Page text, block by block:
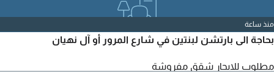
منذ ساعة
بحاجة الى بارتشن لبنتين في شارع المرور أو آل نهيان
مطلوب للايجار شقق مفروشة